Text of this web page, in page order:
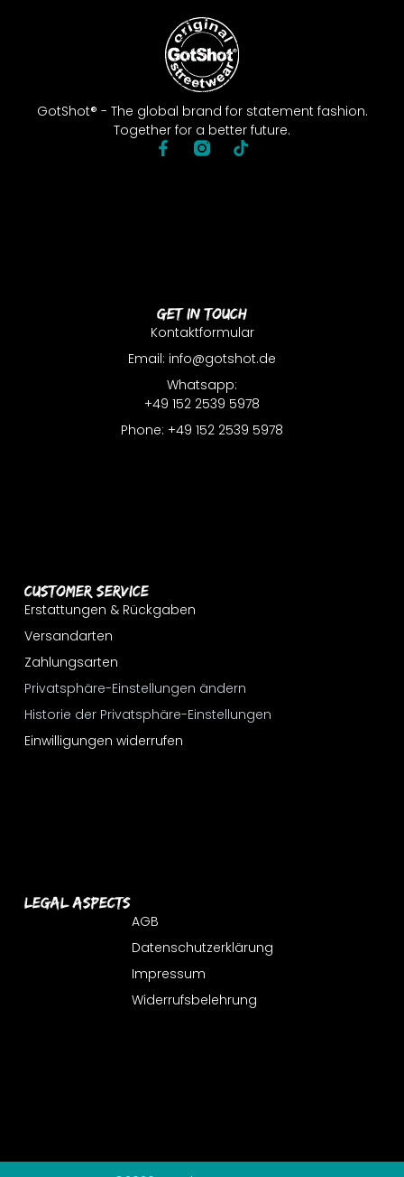
GotShot® - The global brand for statement fashion.
Together for a better future.
Customer Service
Erstattungen & Rückgaben
Versandarten
Zahlungsarten
Privatsphäre-Einstellungen ändern
Historie der Privatsphäre-Einstellungen
Einwilligungen widerrufen
Get In Touch
Kontaktformular
Email: info@gotshot.de
Whatsapp:
+49 152 2539 5978
Phone: +49 152 2539 5978
Legal Aspects
AGB
Datenschutzerklärung
Impressum
Widerrufsbelehrung